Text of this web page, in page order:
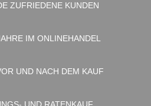
ZUFRIEDENE KUNDEN
IM ONLINEHANDEL
UND NACH DEM KAUF